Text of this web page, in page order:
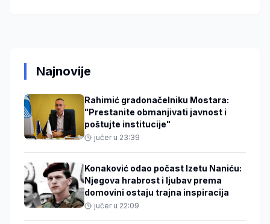
Najnovije
Rahimić gradonačelniku Mostara:
"Prestanite obmanjivati javnost i
poštujte institucije"
jučer u 23:39
Konaković odao počast Izetu Naniću:
Njegova hrabrost i ljubav prema
domovini ostaju trajna inspiracija
jučer u 22:09